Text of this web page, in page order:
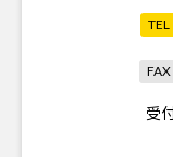
TEL
FAX
受